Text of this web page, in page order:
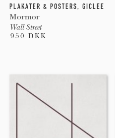
PLAKATER & POSTERS, GICLEE
Mormor
Wall Street
950 DKK